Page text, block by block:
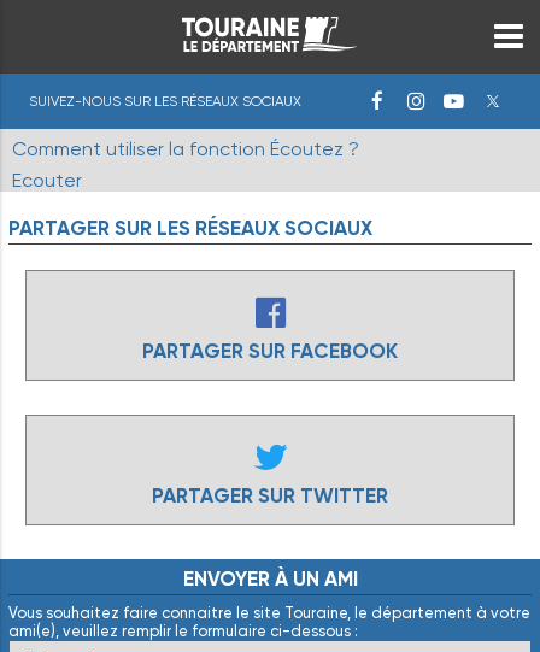
SUIVEZ-NOUS SUR LES RÉSEAUX SOCIAUX
Comment utiliser la fonction Écoutez ?
Ecouter
PARTAGER SUR LES RÉSEAUX SOCIAUX
PARTAGER SUR FACEBOOK
PARTAGER SUR TWITTER
ENVOYER À UN AMI
Vous souhaitez faire connaitre le site Touraine, le département à votre
ami(e), veuillez remplir le formulaire ci-dessous :